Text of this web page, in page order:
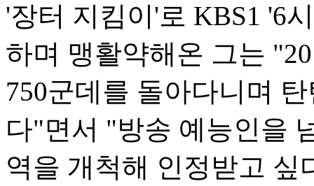
'장터 지킴이'로 KBS1 '6
하며 맹활약해온 그는
750군데를 돌아다니며
다"면서 "방송 예능인을
역을 개척해 인정받고 싶